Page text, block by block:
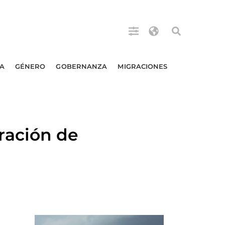
GÉNERO GOBERNANZA MIGRACIONES
de